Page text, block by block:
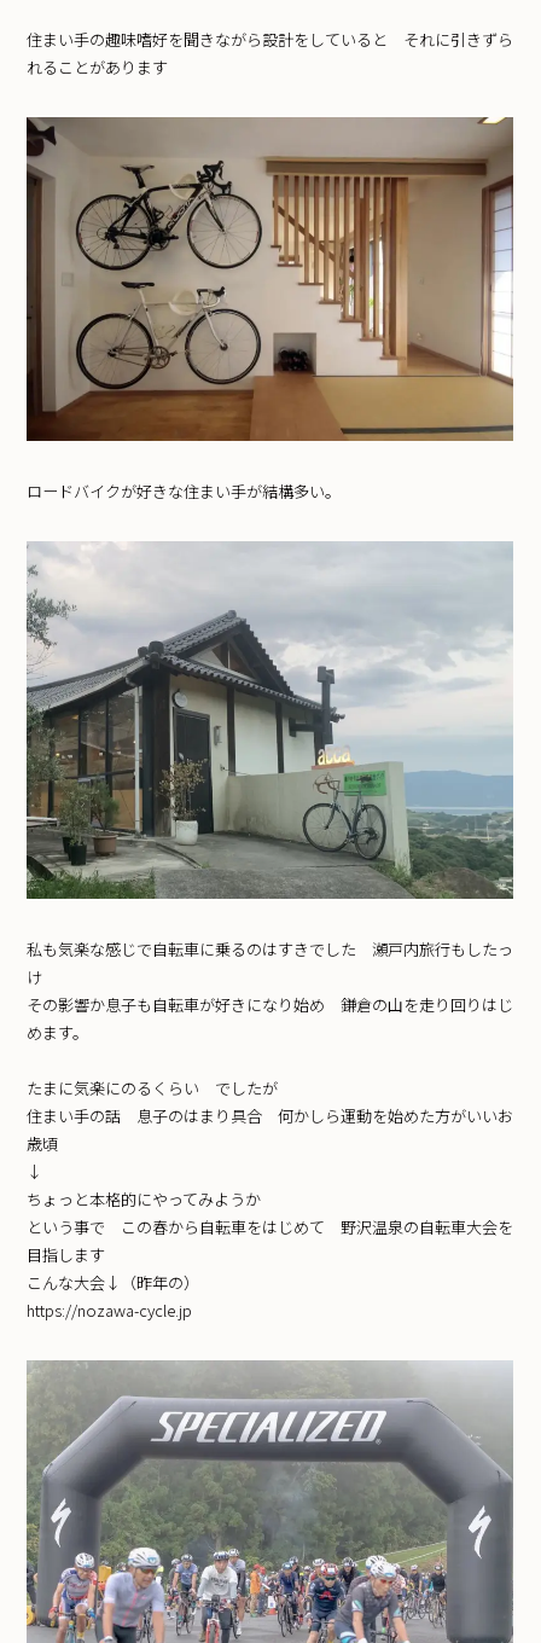
住まい手の趣味嗜好を聞きながら設計をしていると それに引きずら
れることがあります
ロードバイクが好きな住まい手が結構多い。
私も気楽な感じで自転車に乗るのはすきでした 瀬戸内旅行もしたっ
け
その影響か息子も自転車が好きになり始め 鎌倉の山を走り回りはじ
めます。
たまに気楽にのるくらい でしたが
住まい手の話 息子のはまり具合 何かしら運動を始めた方がいいお
歳頃
↓
ちょっと本格的にやってみようか
という事で この春から自転車をはじめて 野沢温泉の自転車大会を
目指します
こんな大会↓（昨年の）
https://nozawa-cycle.jp